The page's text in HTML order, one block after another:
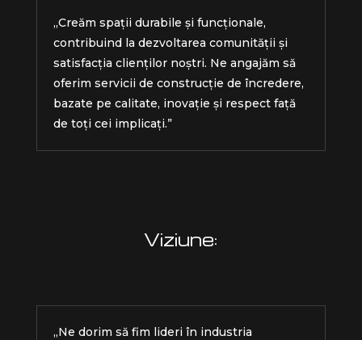
„Creăm spații durabile și funcționale,
contribuind la dezvoltarea comunității și
satisfacția clienților noștri. Ne angajăm să
oferim servicii de construcție de încredere,
bazate pe calitate, inovație și respect față
de toți cei implicați.”
Viziune:
„Ne dorim să fim lideri în industria